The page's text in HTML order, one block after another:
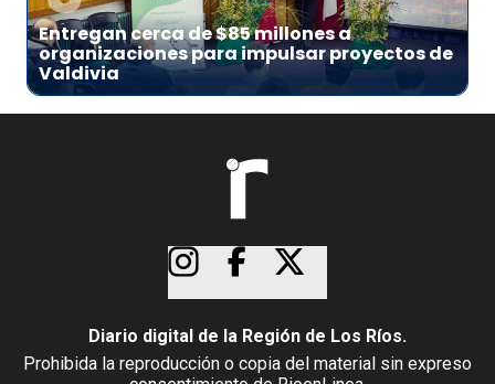
Entregan cerca de $85 millones a
organizaciones para impulsar proyectos de
Valdivia
Diario digital de la Región de Los Ríos.
Prohibida la reproducción o copia del material sin expreso